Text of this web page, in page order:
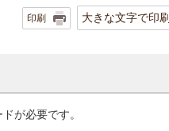
印刷 大きな文字で印刷
が必要です。